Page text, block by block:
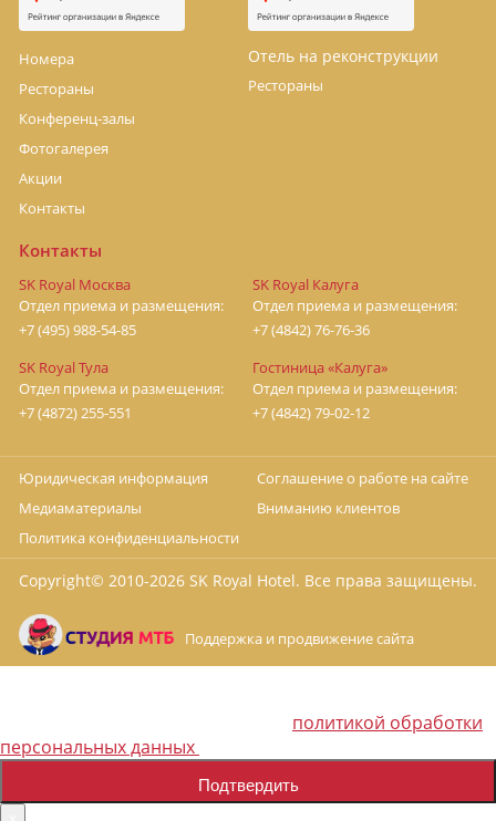
Номера
Рестораны
Конференц-залы
Фотогалерея
Акции
Контакты
Отель на реконструкции
Рестораны
Контакты
SK Royal Москва
Отдел приема и размещения:
+7 (495) 988-54-85
SK Royal Калуга
Отдел приема и размещения:
+7 (4842) 76-76-36
SK Royal Тула
Отдел приема и размещения:
+7 (4872) 255-551
Гостиница «Калуга»
Отдел приема и размещения:
+7 (4842) 79-02-12
Юридическая информация
Медиаматериалы
Политика конфиденциальности
Соглашение о работе на сайте
Вниманию клиентов
Copyright© 2010-2026 SK Royal Hotel. Все права защищены.
Поддержка и продвижение сайта
политикой обработки
персональных данных
Подтвердить